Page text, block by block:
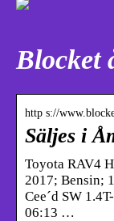
Blocket
http s://
Säljes i
Toyota RAV4
2017; Bensin;
Cee´d SW
06:13 …